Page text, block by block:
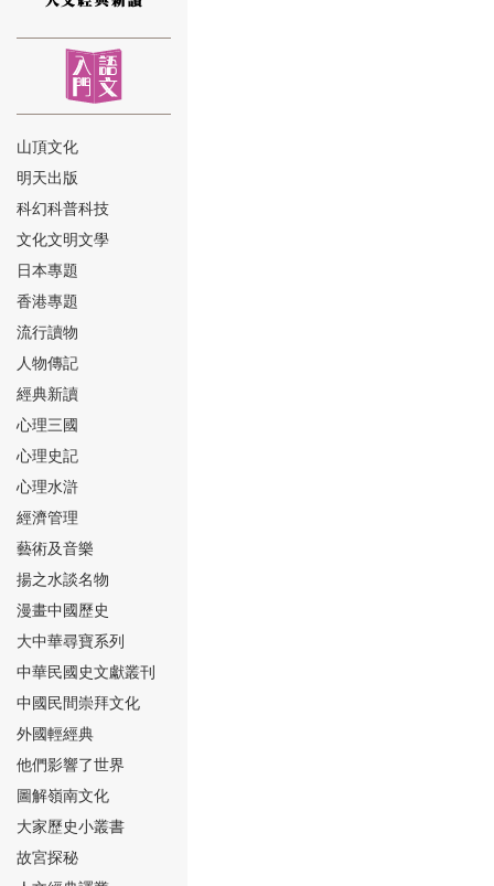
⑫
⑬
⑭
⑮
⑯
⑰
山頂文化
明天出版
科幻科普科技
文化文明文學
日本專題
香港專題
流行讀物
人物傳記
經典新讀
心理三國
心理史記
心理水滸
經濟管理
藝術及音樂
揚之水談名物
漫畫中國歷史
大中華尋寶系列
中華民國史文獻叢刊
中國民間崇拜文化
外國輕經典
他們影響了世界
圖解嶺南文化
大家歷史小叢書
故宮探秘